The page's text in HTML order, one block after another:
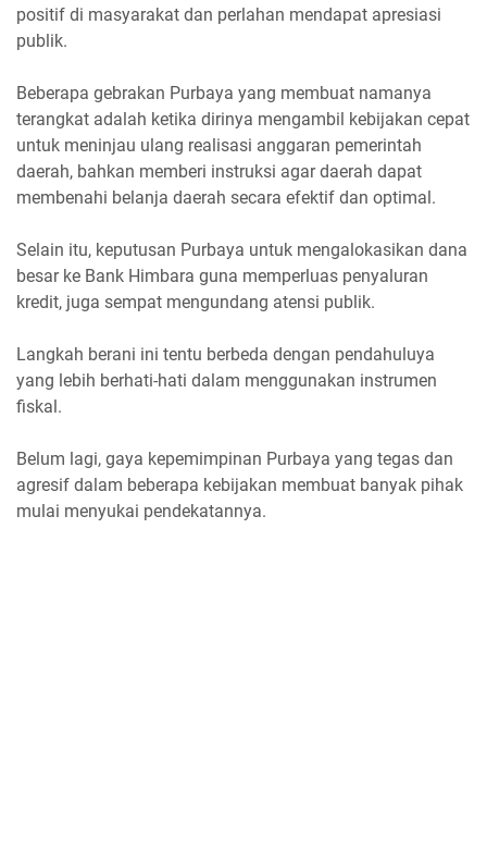
positif di masyarakat dan perlahan mendapat apresiasi
publik.
Beberapa gebrakan Purbaya yang membuat namanya
terangkat adalah ketika dirinya mengambil kebijakan cepat
untuk meninjau ulang realisasi anggaran pemerintah
daerah, bahkan memberi instruksi agar daerah dapat
membenahi belanja daerah secara efektif dan optimal.
Selain itu, keputusan Purbaya untuk mengalokasikan dana
besar ke Bank Himbara guna memperluas penyaluran
kredit, juga sempat mengundang atensi publik.
Langkah berani ini tentu berbeda dengan pendahuluya
yang lebih berhati-hati dalam menggunakan instrumen
fiskal.
Belum lagi, gaya kepemimpinan Purbaya yang tegas dan
agresif dalam beberapa kebijakan membuat banyak pihak
mulai menyukai pendekatannya.